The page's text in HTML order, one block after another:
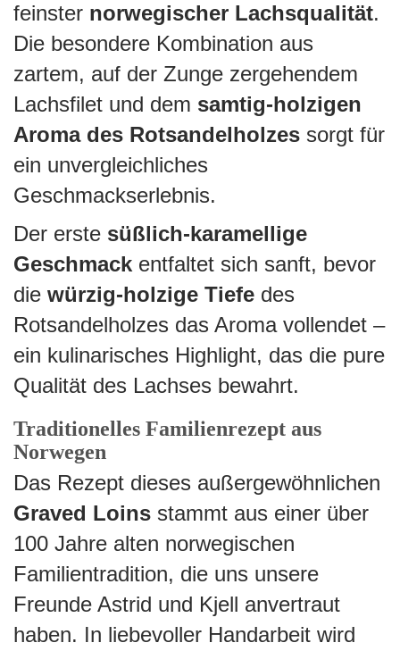
feinster norwegischer Lachsqualität.
Die besondere Kombination aus
zartem, auf der Zunge zergehendem
Lachsfilet und dem samtig-holzigen
Aroma des Rotsandelholzes sorgt für
ein unvergleichliches
Geschmackserlebnis.
Der erste süßlich-karamellige
Geschmack entfaltet sich sanft, bevor
die würzig-holzige Tiefe des
Rotsandelholzes das Aroma vollendet –
ein kulinarisches Highlight, das die pure
Qualität des Lachses bewahrt.
Traditionelles Familienrezept aus
Norwegen
Das Rezept dieses außergewöhnlichen
Graved Loins stammt aus einer über
100 Jahre alten norwegischen
Familientradition, die uns unsere
Freunde Astrid und Kjell anvertraut
haben. In liebevoller Handarbeit wird